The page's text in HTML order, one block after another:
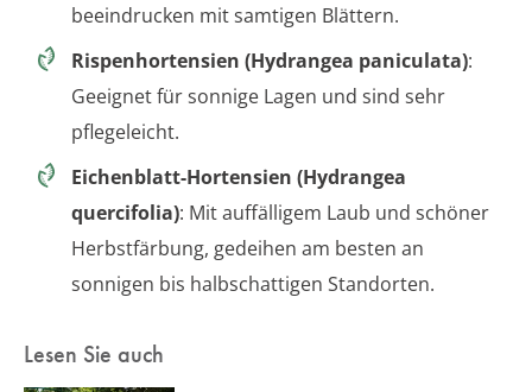
beeindrucken mit samtigen Blättern.
Rispenhortensien (Hydrangea paniculata):
Geeignet für sonnige Lagen und sind sehr
pflegeleicht.
Eichenblatt-Hortensien (Hydrangea
quercifolia): Mit auffälligem Laub und schöner
Herbstfärbung, gedeihen am besten an
sonnigen bis halbschattigen Standorten.
Lesen Sie auch